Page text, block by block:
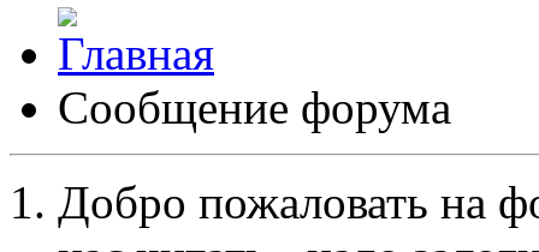
Сообщение форума
Добро пожаловать на